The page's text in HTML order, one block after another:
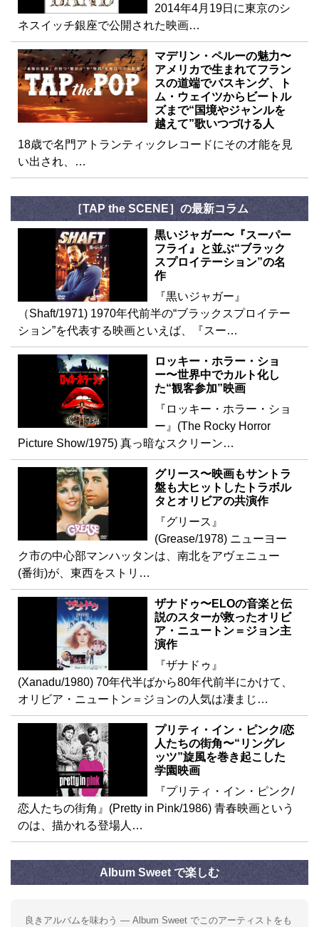
2014年4月19日に東京のシ
ネスイッチ銀座で公開された映画…
マデリン・ペルーの魅力〜
アメリカで生まれてフラン
スの道端でバスキング、ト
ム・ウェイツからビートル
ズまで“国境やジャンルを
越えて”歌いつづける人
18歳で名門アトランティックレコードにその才能を見
い出され、…
［TAP the SCENE］の最新コラム
黒いジャガー〜『スーパー
フライ』と並ぶ“ブラック
スプロイテーション”の名
作
『黒いジャガー』
（Shaft/1971) 1970年代前半の“ブラックスプロイテー
ション”を代表する映画といえば、『スー…
ロッキー・ホラー・ショ
ー〜世界中でカルト化し
た“観客参加”映画
『ロッキー・ホラー・ショ
ー』(The Rocky Horror
Picture Show/1975) 真っ暗なスクリーン…
グリース〜映画もサントラ
盤も大ヒットしたトラボル
タとオリビアの共演作
『グリース』
(Grease/1978) ニューヨー
ク市の中心部マンハッタンは、南北をアヴェニュー
(番街)が、東西をストリ…
ザナドゥ〜ELOの音楽と伝
説のスターが救ったオリビ
ア・ニュートン＝ジョン主
演作
『ザナドゥ』
(Xanadu/1980) 70年代半ばから80年代前半にかけて、
オリビア・ニュートン＝ジョンの人気は凄まじ…
プリティ・イン・ピンク/恋
人たちの街角〜“リングレ
ッツ”旋風を巻き起こした
学園映画
『プリティ・イン・ピンク/
恋人たちの街角』(Pretty in Pink/1986) 青春映画という
のは、描かれる登場人…
Album Sweet で楽しむ
良きアルバムを味わう — Album Sweet でこのアーティストをも